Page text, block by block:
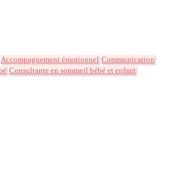
Accompagnement émotionnel Communication
Consultante en sommeil bébé et enfant